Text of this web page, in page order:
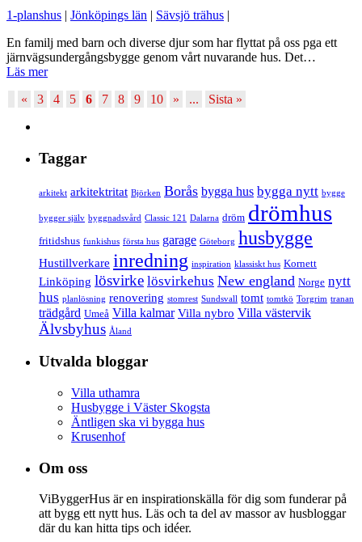
1-planshus | Jönköpings län | Sävsjö trähus |
En familj med barn och diverse djur som har flyttat på oss pga ett
järnvägsundergångsbygge genom vårt nuvarande hus. Det…
Läs mer
«
3 4 5 6 7 8 9 10 » ... Sista »
Taggar
arkitekt arkitektritat Björken Borås bygga hus bygga nytt bygge
bygger själv byggnadsvård Classic 121 Dalarna dröm drömhus
fritidshus funkishus första hus garage Göteborg husbygge
Hustillverkare inredning inspiration klassiskt hus Kornett
Linköping lösvirke lösvirkehus New england Norge nytt
hus planlösning renovering stomrest Sundsvall tomt tomtkö Torgrim tranan
trädgård Umeå Villa kalmar Villa nybro Villa västervik
Älvsbyhus Åland
Utvalda bloggar
Villa uthamra
Husbygge i Väster Skogsta
Äntligen ska vi bygga hus
Krusenhof
Om oss
ViByggerHus är en inspirationskälla för dig som funderar på
att bygg ett nytt hus. Läs och ta del av massor av husbloggar
där du kan hitta tips och idéer.